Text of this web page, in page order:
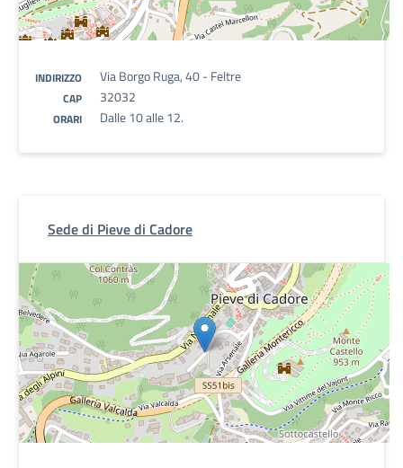
INDIRIZZO Via Borgo Ruga, 40 - Feltre
CAP 32032
ORARI Dalle 10 alle 12.
Sede di Pieve di Cadore